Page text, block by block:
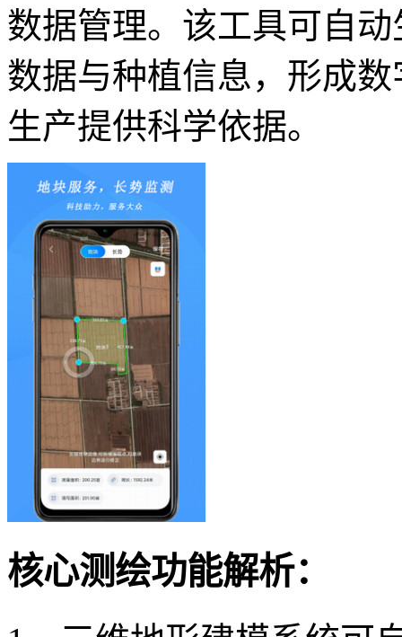
数据管理。该工具可自
数据与种植信息，形成
生产提供科学依据。
核心测绘功能解析：